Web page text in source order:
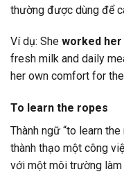
thường được dùng để
Ví dụ: She worked
fresh milk and daily
her own comfort for
To learn the ropes
Thành ngữ “to learn
thành thạo một công
với một môi trường